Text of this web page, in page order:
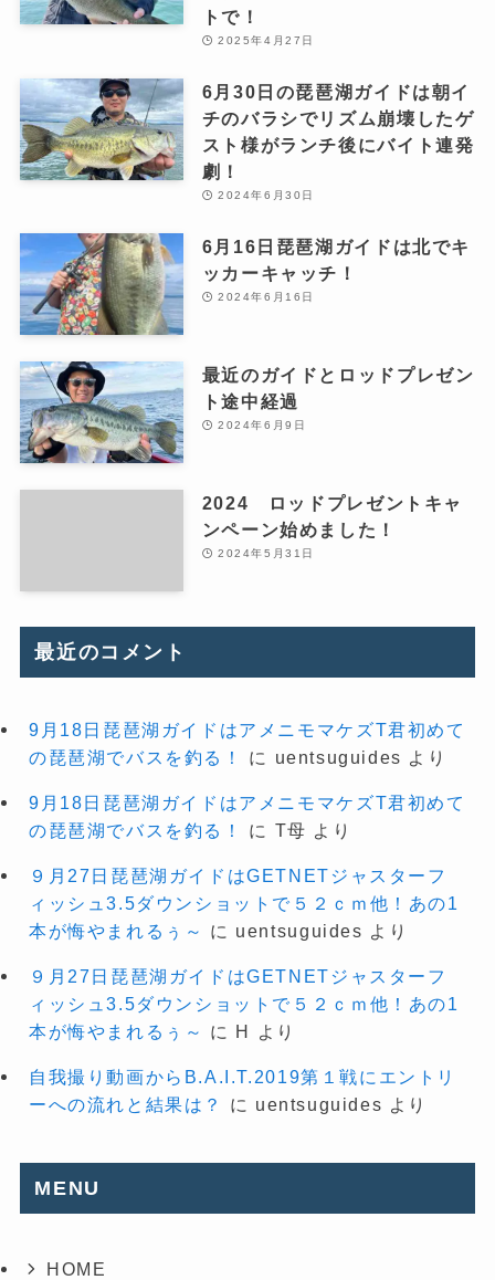
トで！
2025年4月27日
6月30日の琵琶湖ガイドは朝イ
チのバラシでリズム崩壊したゲ
スト様がランチ後にバイト連発
劇！
2024年6月30日
6月16日琵琶湖ガイドは北でキ
ッカーキャッチ！
2024年6月16日
最近のガイドとロッドプレゼン
ト途中経過
2024年6月9日
2024 ロッドプレゼントキャ
ンペーン始めました！
2024年5月31日
最近のコメント
9月18日琵琶湖ガイドはアメニモマケズT君初めて
の琵琶湖でバスを釣る！
に uentsuguides より
9月18日琵琶湖ガイドはアメニモマケズT君初めて
の琵琶湖でバスを釣る！
に T母 より
９月27日琵琶湖ガイドはGETNETジャスターフ
ィッシュ3.5ダウンショットで５２ｃｍ他！あの1
本が悔やまれるぅ～
に uentsuguides より
９月27日琵琶湖ガイドはGETNETジャスターフ
ィッシュ3.5ダウンショットで５２ｃｍ他！あの1
本が悔やまれるぅ～
に H より
自我撮り動画からB.A.I.T.2019第１戦にエントリ
ーへの流れと結果は？
に uentsuguides より
MENU
HOME